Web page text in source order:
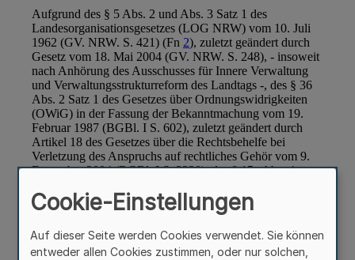
Cookie-Einstellungen
Auf dieser Seite werden Cookies verwendet. Sie können
entweder allen Cookies zustimmen, oder nur solchen,